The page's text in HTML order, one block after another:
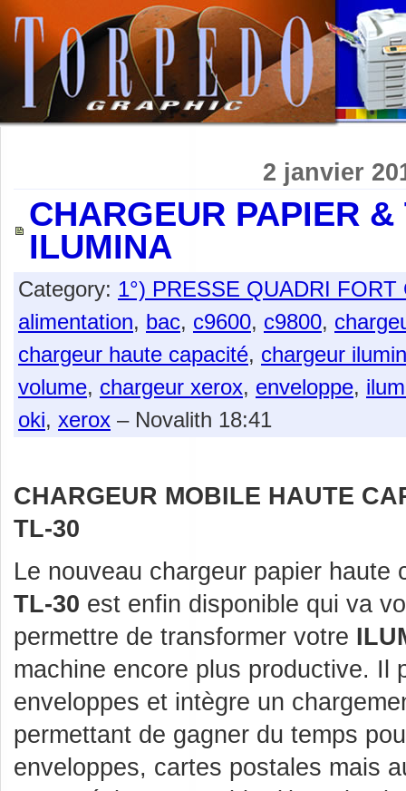
2 janvier
CHARGEUR PAPIER &
ILUMINA
Category: 1°) PRESSE QUADRI FORT
alimentation, bac, c9600, c9800,
chargeur haute capacité, chargeur
volume, chargeur xerox, enveloppe,
oki, xerox – Novalith 18:41
CHARGEUR MOBILE HAUTE
TL-30
Le nouveau chargeur papier haute
TL-30 est enfin disponible qui va
permettre de transformer votre
machine encore plus productive. Il
enveloppes et intègre un
permettant de gagner du temps
enveloppes, cartes postales mais